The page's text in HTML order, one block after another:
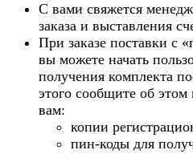
С вами свяжется
заказа и выставления
При заказе поставки с
вы можете начать
получения комплекта
этого сообщите об
вам:
копии
пин-коды для